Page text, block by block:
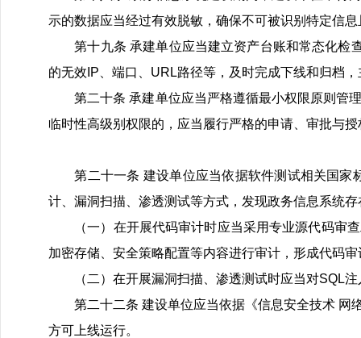
示的数据应当经过有效脱敏，确保不可被识别特定信
第十九条 承建单位应当建立资产台账和常态化检查
的无效IP、端口、URL路径等，及时完成下线和归档
第二十条 承建单位应当严格遵循最小权限原则管理
临时性高级别权限的，应当履行严格的申请、审批与
第二十一条 建设单位应当依据软件测试相关国家
计、漏洞扫描、渗透测试等方式，发现政务信息系统
（一）在开展代码审计时应当采用专业源代码审查
加密存储、安全策略配置等内容进行审计，形成代码
（二）在开展漏洞扫描、渗透测试时应当对SQL注
第二十二条 建设单位应当依据《信息安全技术 网
方可上线运行。